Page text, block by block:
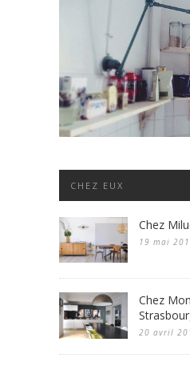
CHEZ EUX
Chez
19 mai
Chez
20 avril